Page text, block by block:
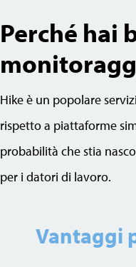
Perché hai
Hike è un popolare
rispetto a piattaforme
probabilità che stia
per i datori di lavoro.
Vantaggi